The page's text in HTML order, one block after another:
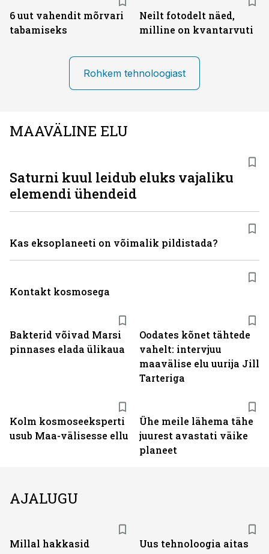
6 uut vahendit mõrvari
tabamiseks
Neilt fotodelt näed,
milline on kvantarvuti
Rohkem tehnoloogiast
MAAVÄLINE ELU
Bakterid võivad Marsi
pinnases elada ülikaua
Oodates kõnet tähtede
vahelt: intervjuu
maavälise elu uurija Jill
Tarteriga
Kolm kosmoseeksperti
usub Maa-välisesse ellu
Ühe meile lähema tähe
juurest avastati väike
planeet
Saturni kuul leidub eluks vajaliku
elemendi ühendeid
Kas eksoplaneeti on võimalik pildistada?
Kontakt kosmosega
AJALUGU
Millal hakkasid
Uus tehnoloogia aitas